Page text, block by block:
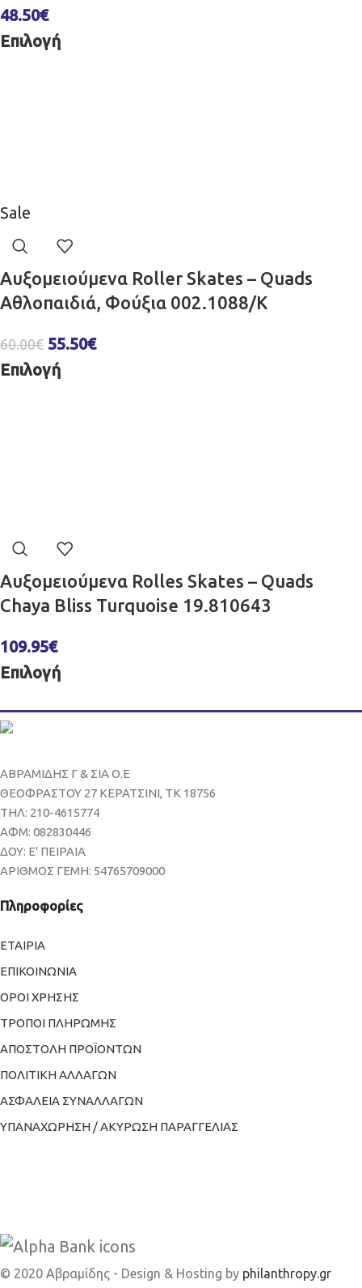
48.50€
Επιλογή
Sale
Αυξομειούμενα Roller Skates – Quads
Αθλοπαιδιά, Φούξια 002.1088/K
60.00€ 55.50€
Επιλογή
Αυξομειούμενα Rolles Skates – Quads
Chaya Bliss Turquoise 19.810643
109.95€
Επιλογή
ΑΒΡΑΜΙΔΗΣ Γ & ΣΙΑ Ο.Ε
ΘΕΟΦΡΑΣΤΟΥ 27 ΚΕΡΑΤΣΙΝΙ, ΤΚ 18756
ΤΗΛ: 210-4615774
ΑΦΜ: 082830446
ΔΟΥ: Ε' ΠΕΙΡΑΙΑ
ΑΡΙΘΜΟΣ ΓΕΜΗ: 54765709000
Πληροφορίες
ΕΤΑΙΡΙΑ
ΕΠΙΚΟΙΝΩΝΙΑ
ΟΡΟΙ ΧΡΗΣΗΣ
ΤΡΟΠΟΙ ΠΛΗΡΩΜΗΣ
ΑΠΟΣΤΟΛΗ ΠΡΟΪΟΝΤΩΝ
ΠΟΛΙΤΙΚΗ ΑΛΛΑΓΩΝ
ΑΣΦΑΛΕΙΑ ΣΥΝΑΛΛΑΓΩΝ
ΥΠΑΝΑΧΩΡΗΣΗ / ΑΚΥΡΩΣΗ ΠΑΡΑΓΓΕΛΙΑΣ
© 2020 Αβραμίδης - Design & Hosting by philanthropy.gr